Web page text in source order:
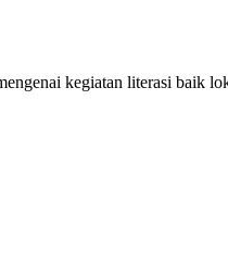
kegiatan literasi baik